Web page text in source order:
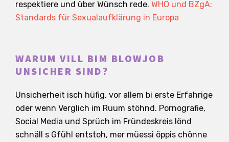
respektiere und über Wünsch rede. WHO und BZgA:
Standards für Sexualaufklärung in Europa
WARUM VILL BIM BLOWJOB
UNSICHER SIND?
Unsicherheit isch hüfig, vor allem bi erste Erfahrige
oder wenn Verglich im Ruum stöhnd. Pornografie,
Social Media und Sprüch im Fründeskreis lönd
schnäll s Gfühl entstoh, mer müessi öppis chönne